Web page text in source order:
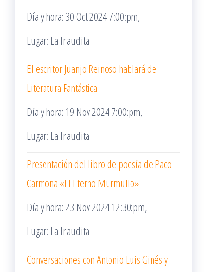
Día y hora: 30 Oct 2024 7:00:pm,
Lugar: La Inaudita
El escritor Juanjo Reinoso hablará de
Literatura Fantástica
Día y hora: 19 Nov 2024 7:00:pm,
Lugar: La Inaudita
Presentación del libro de poesía de Paco
Carmona «El Eterno Murmullo»
Día y hora: 23 Nov 2024 12:30:pm,
Lugar: La Inaudita
Conversaciones con Antonio Luis Ginés y